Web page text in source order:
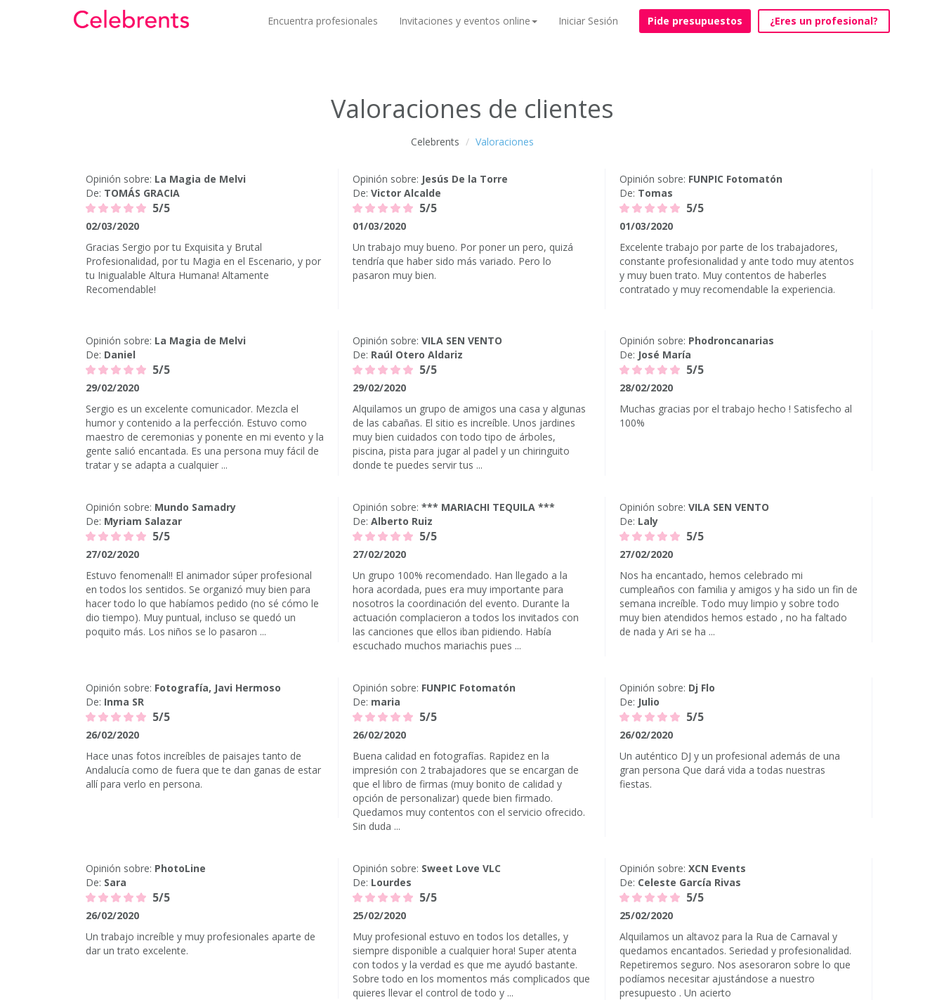
Encuentra profesionales Invitaciones y eventos online Iniciar Sesión Pide presupuestos ¿Eres un profesional?
Valoraciones de clientes
Celebrents Valoraciones
Opinión sobre: La Magia de Melvi
De: TOMÁS GRACIA
5/5
02/03/2020
Gracias Sergio por tu Exquisita y Brutal
Profesionalidad, por tu Magia en el Escenario, y por
tu Inigualable Altura Humana! Altamente
Recomendable!
Opinión sobre: Jesús De la Torre
De: Victor Alcalde
5/5
01/03/2020
Un trabajo muy bueno. Por poner un pero, quizá
tendría que haber sido más variado. Pero lo
pasaron muy bien.
Opinión sobre: FUNPIC Fotomatón
De: Tomas
5/5
01/03/2020
Excelente trabajo por parte de los trabajadores,
constante profesionalidad y ante todo muy atentos
y muy buen trato. Muy contentos de haberles
contratado y muy recomendable la experiencia.
Opinión sobre: La Magia de Melvi
De: Daniel
5/5
29/02/2020
Sergio es un excelente comunicador. Mezcla el
humor y contenido a la perfección. Estuvo como
maestro de ceremonias y ponente en mi evento y la
gente salió encantada. Es una persona muy fácil de
tratar y se adapta a cualquier ...
Opinión sobre: VILA SEN VENTO
De: Raúl Otero Aldariz
5/5
29/02/2020
Alquilamos un grupo de amigos una casa y algunas
de las cabañas. El sitio es increíble. Unos jardines
muy bien cuidados con todo tipo de árboles,
piscina, pista para jugar al padel y un chiringuito
donde te puedes servir tus ...
Opinión sobre: Phodroncanarias
De: José María
5/5
28/02/2020
Muchas gracias por el trabajo hecho ! Satisfecho al
100%
Opinión sobre: Mundo Samadry
De: Myriam Salazar
5/5
27/02/2020
Estuvo fenomenal!! El animador súper profesional
en todos los sentidos. Se organizó muy bien para
hacer todo lo que habíamos pedido (no sé cómo le
dio tiempo). Muy puntual, incluso se quedó un
poquito más. Los niños se lo pasaron ...
Opinión sobre: *** MARIACHI TEQUILA ***
De: Alberto Ruiz
5/5
27/02/2020
Un grupo 100% recomendado. Han llegado a la
hora acordada, pues era muy importante para
nosotros la coordinación del evento. Durante la
actuación complacieron a todos los invitados con
las canciones que ellos iban pidiendo. Había
escuchado muchos mariachis pues ...
Opinión sobre: VILA SEN VENTO
De: Laly
5/5
27/02/2020
Nos ha encantado, hemos celebrado mi
cumpleaños con familia y amigos y ha sido un fin de
semana increíble. Todo muy limpio y sobre todo
muy bien atendidos hemos estado , no ha faltado
de nada y Ari se ha ...
Opinión sobre: Fotografía, Javi Hermoso
De: Inma SR
5/5
26/02/2020
Hace unas fotos increíbles de paisajes tanto de
Andalucía como de fuera que te dan ganas de estar
allí para verlo en persona.
Opinión sobre: FUNPIC Fotomatón
De: maria
5/5
26/02/2020
Buena calidad en fotografías. Rapidez en la
impresión con 2 trabajadores que se encargan de
que el libro de firmas (muy bonito de calidad y
opción de personalizar) quede bien firmado.
Quedamos muy contentos con el servicio ofrecido.
Sin duda ...
Opinión sobre: Dj Flo
De: Julio
5/5
26/02/2020
Un auténtico DJ y un profesional además de una
gran persona Que dará vida a todas nuestras
fiestas.
Opinión sobre: PhotoLine
De: Sara
5/5
26/02/2020
Un trabajo increíble y muy profesionales aparte de
dar un trato excelente.
Opinión sobre: Sweet Love VLC
De: Lourdes
5/5
25/02/2020
Muy profesional estuvo en todos los detalles, y
siempre disponible a cualquier hora! Super atenta
con todos y la verdad es que me ayudó bastante.
Sobre todo en los momentos más complicados que
quieres llevar el control de todo y ...
Opinión sobre: XCN Events
De: Celeste García Rivas
5/5
25/02/2020
Alquilamos un altavoz para la Rua de Carnaval y
quedamos encantados. Seriedad y profesionalidad.
Repetiremos seguro. Nos asesoraron sobre lo que
podíamos necesitar ajustándose a nuestro
presupuesto . Un acierto